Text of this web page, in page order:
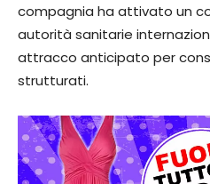
compagnia ha attivato un
autorità sanitarie
attracco anticipato per
strutturati.